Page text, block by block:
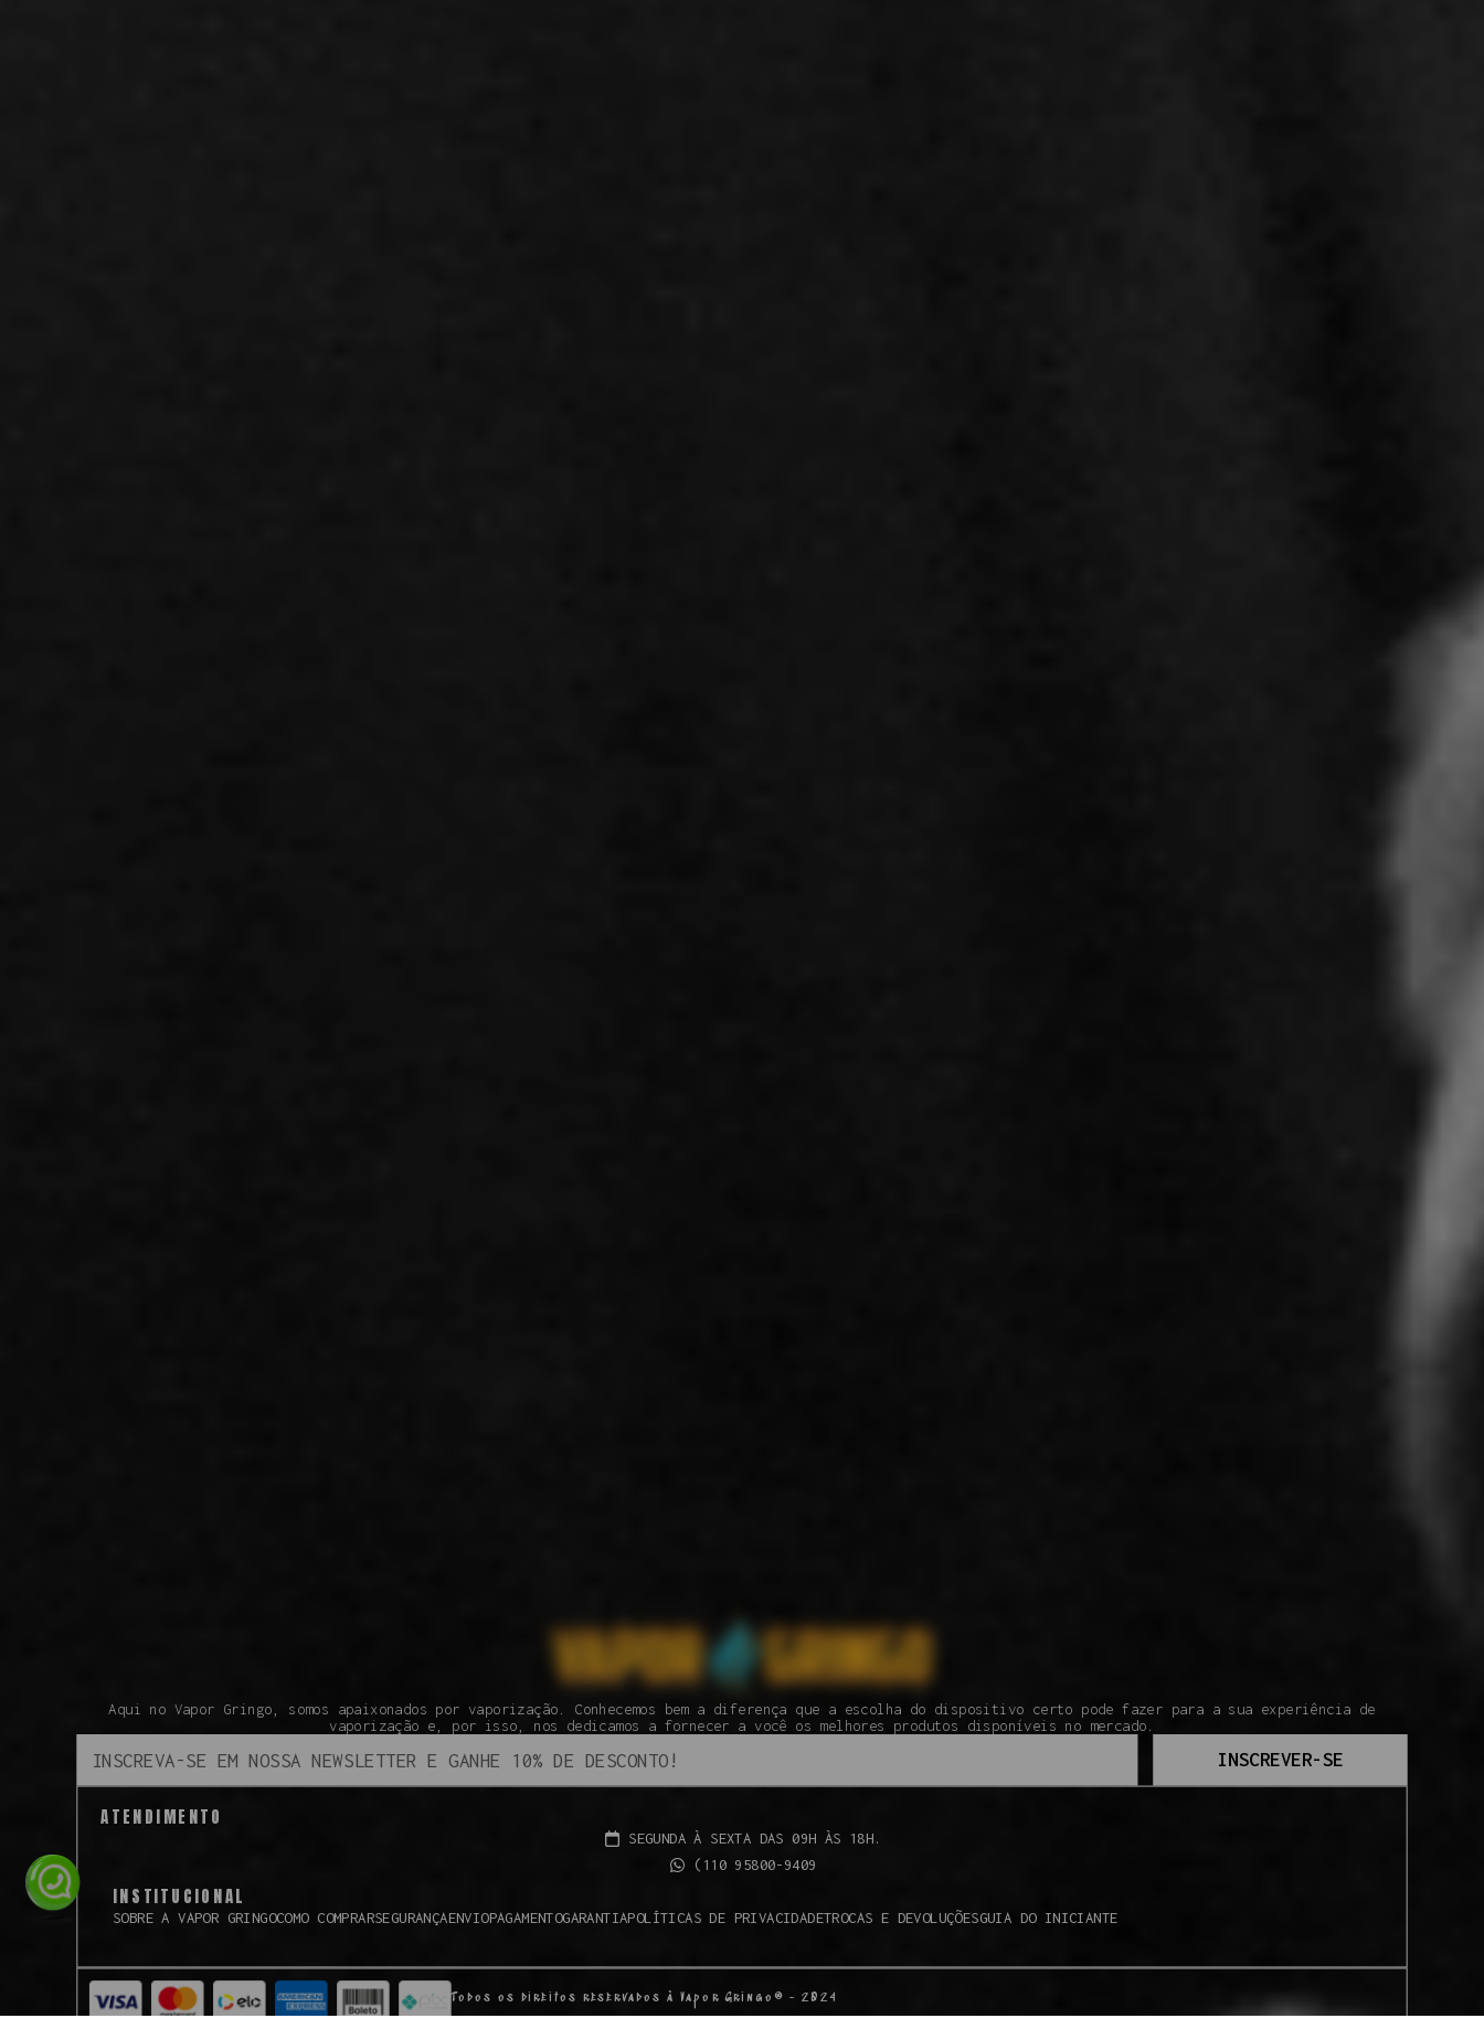
Aqui no Vapor Gringo, somos apaixonados por vaporização. Conhecemos bem a diferença que a escolha do dispositivo certo pode fazer para a sua experiência de
vaporização e, por isso, nos dedicamos a fornecer a você os melhores produtos disponíveis no mercado.
INSCREVER-SE
ATENDIMENTO
SEGUNDA À SEXTA DAS 09H ÀS 18H.
(110 95800-9409
INSTITUCIONAL
SOBRE A VAPOR GRINGOCOMO COMPRARSEGURANÇAENVIOPAGAMENTOGARANTIAPOLÍTICAS DE PRIVACIDADETROCAS E DEVOLUÇÕESGUIA DO INICIANTE
Todos os direitos reservados à Vapor Gringo® - 2024